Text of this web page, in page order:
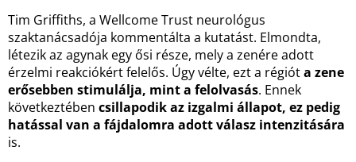
Tim Griffiths, a Wellcome Trust neurológus
szaktanácsadója kommentálta a kutatást. Elmondta,
létezik az agynak egy ősi része, mely a zenére adott
érzelmi reakciókért felelős. Úgy vélte, ezt a régióta zene
erősebben stimulálja, mint a felolvasás. Ennek
következtében csillapodik az izgalmi állapot, ez pedig
hatással van a fájdalomra adott válasz intenzitására
is.